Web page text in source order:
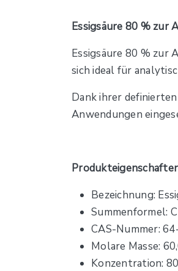
Essigsäure 80 % zur
Essigsäure 80 % zur
sich ideal für
Dank ihrer
Anwendungen
Bezeichnung:
Summenformel:
CAS-Nummer:
Molare Masse:
Konzentration: